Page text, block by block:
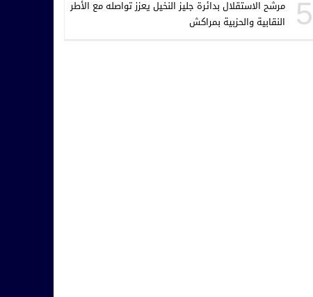
5
مرشح الاستقلال بدائرة جليز النخيل يعزز تواصله مع الأطر
النقابية والحزبية بمراكش